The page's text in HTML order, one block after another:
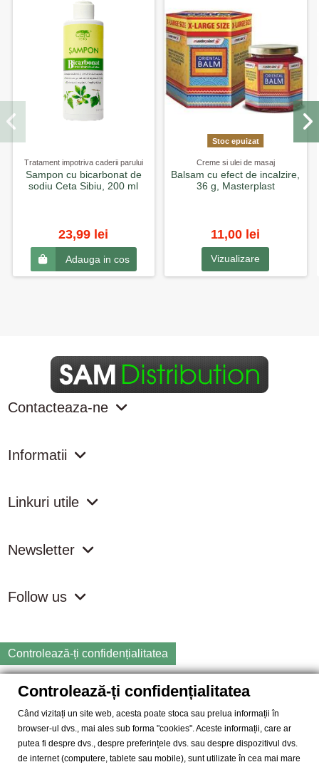
Tratament impotriva caderii parului
Sampon cu bicarbonat de
sodiu Ceta Sibiu, 200 ml
23,99 lei
Adauga in cos
Stoc epuizat
Creme si ulei de masaj
Balsam cu efect de incalzire,
36 g, Masterplast
11,00 lei
Vizualizare
Contacteaza-ne
Informatii
Linkuri utile
Newsletter
Follow us
Controlează-ți confidențialitatea
Copyright
2026 samdistribution.ro - Magazin online cu Produse
SAM DISTRIBUTION S.R.L.- Cod fiscal: RO14935035, Registrul
Comertului: J40/10004/2002, Adresa: Str. Dimieni, nr. 7, Bucuresti,
sector 5.
Controlează-ți confidențialitatea
Când vizitați un site web, acesta poate stoca sau prelua informații în
browser-ul dvs., mai ales sub forma "cookies". Aceste informații, care ar
putea fi despre dvs., despre preferințele dvs. sau despre dispozitivul dvs.
de internet (computere, tablete sau mobile), sunt utilizate în cea mai mare